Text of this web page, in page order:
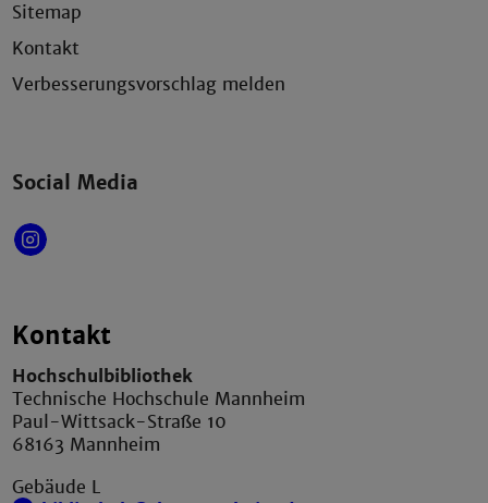
Sitemap
Kontakt
Verbesserungsvorschlag melden
Social Media
Kontakt
Hochschulbibliothek
Technische Hochschule Mannheim
Paul-Wittsack-Straße 10
68163 Mannheim
Gebäude L